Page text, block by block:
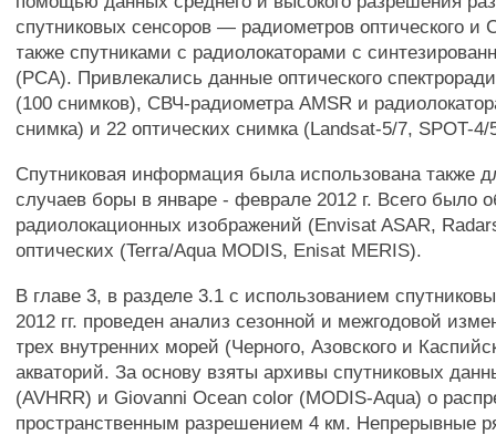
спутниковых сенсоров — радиометров оптического и
также спутниками с радиолокаторами с
(РСА). Привлекались данные оптического
(100 снимков), СВЧ-радиометра AMSR и
снимка) и 22 оптических снимка (Landsat-5/7, SPOT-4/
Спутниковая информация была использована также
случаев боры в январе - феврале 2012 г. Всего было
радиолокационных изображений (Envisat ASAR,
оптических (Terra/Aqua MODIS, Enisat MERIS).
В главе 3, в разделе 3.1 с использованием
2012 гг. проведен анализ сезонной и межгодовой
трех внутренних морей (Черного, Азовского и
акваторий. За основу взяты архивы спутниковых
(AVHRR) и Giovanni Ocean color (MODIS-Aqua) о
пространственным разрешением 4 км. Непрерывные